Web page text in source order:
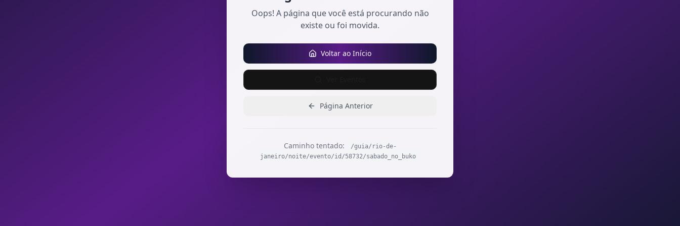
Oops! A página que você está procurando não
existe ou foi movida.
Voltar ao Início
Página Anterior
Caminho tentado:
/guia/rio-de-
janeiro/noite/evento/id/58732/sabado_no_buko